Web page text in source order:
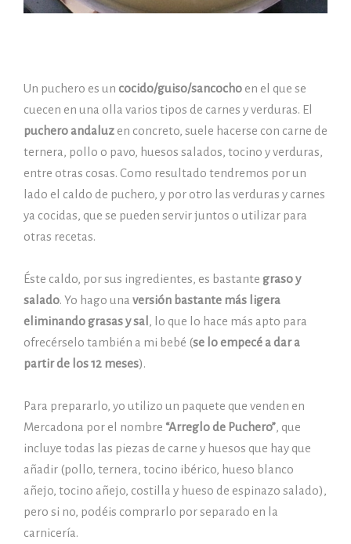
Un puchero es un cocido/guiso/sancocho en el que se
cuecen en una olla varios tipos de carnes y verduras. El
puchero andaluz en concreto, suele hacerse con carne de
ternera, pollo o pavo, huesos salados, tocino y verduras,
entre otras cosas. Como resultado tendremos por un
lado el caldo de puchero, y por otro las verduras y carnes
ya cocidas, que se pueden servir juntos o utilizar para
otras recetas.
Éste caldo, por sus ingredientes, es bastante graso y
salado. Yo hago una versión bastante más ligera
eliminando grasas y sal , lo que lo hace más apto para
ofrecérselo también a mi bebé (se lo empecé a dar a
partir de los 12 meses).
Para prepararlo, yo utilizo un paquete que venden en
Mercadona por el nombre “Arreglo de Puchero”, que
incluye todas las piezas de carne y huesos que hay que
añadir (pollo, ternera, tocino ibérico, hueso blanco
añejo, tocino añejo, costilla y hueso de espinazo salado),
pero si no, podéis comprarlo por separado en la
carnicería.